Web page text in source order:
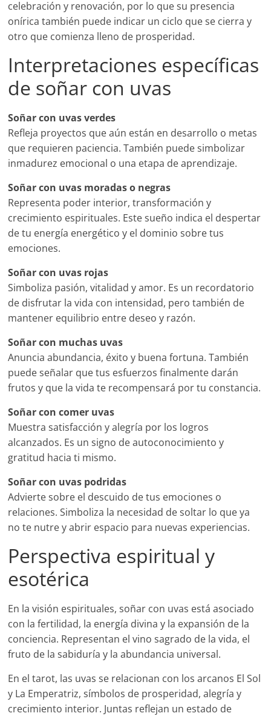
celebración y renovación, por lo que su presencia
onírica también puede indicar un ciclo que se cierra y
otro que comienza lleno de prosperidad.
Interpretaciones específicas
de soñar con uvas
Soñar con uvas verdes
Refleja proyectos que aún están en desarrollo o metas
que requieren paciencia. También puede simbolizar
inmadurez emocional o una etapa de aprendizaje.
Soñar con uvas moradas o negras
Representa poder interior, transformación y
crecimiento espirituales. Este sueño indica el despertar
de tu energía energético y el dominio sobre tus
emociones.
Soñar con uvas rojas
Simboliza pasión, vitalidad y amor. Es un recordatorio
de disfrutar la vida con intensidad, pero también de
mantener equilibrio entre deseo y razón.
Soñar con muchas uvas
Anuncia abundancia, éxito y buena fortuna. También
puede señalar que tus esfuerzos finalmente darán
frutos y que la vida te recompensará por tu constancia.
Soñar con comer uvas
Muestra satisfacción y alegría por los logros
alcanzados. Es un signo de autoconocimiento y
gratitud hacia ti mismo.
Soñar con uvas podridas
Advierte sobre el descuido de tus emociones o
relaciones. Simboliza la necesidad de soltar lo que ya
no te nutre y abrir espacio para nuevas experiencias.
Perspectiva espiritual y
esotérica
En la visión espirituales, soñar con uvas está asociado
con la fertilidad, la energía divina y la expansión de la
conciencia. Representan el vino sagrado de la vida, el
fruto de la sabiduría y la abundancia universal.
En el tarot, las uvas se relacionan con los arcanos El Sol
y La Emperatriz, símbolos de prosperidad, alegría y
crecimiento interior. Juntas reflejan un estado de